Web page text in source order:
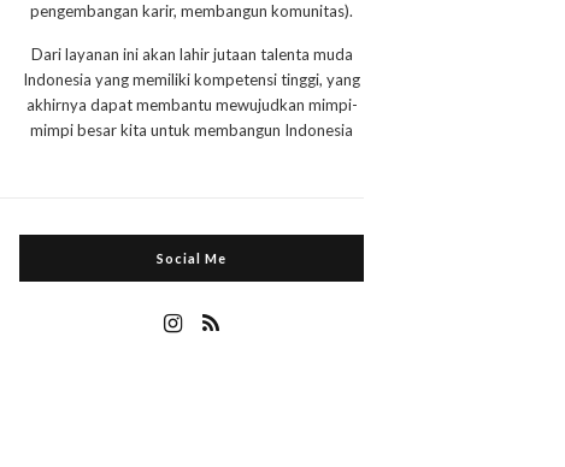
pengembangan karir, membangun komunitas).
Dari layanan ini akan lahir jutaan talenta muda
Indonesia yang memiliki kompetensi tinggi, yang
akhirnya dapat membantu mewujudkan mimpi-
mimpi besar kita untuk membangun Indonesia
Social Me